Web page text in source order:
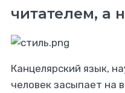
читателем, а
Канцелярский язык,
человек засыпает на